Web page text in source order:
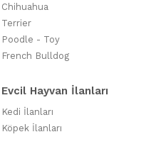
Chihuahua
Terrier
Poodle - Toy
French Bulldog
Evcil Hayvan İlanları
Kedi İlanları
Köpek İlanları